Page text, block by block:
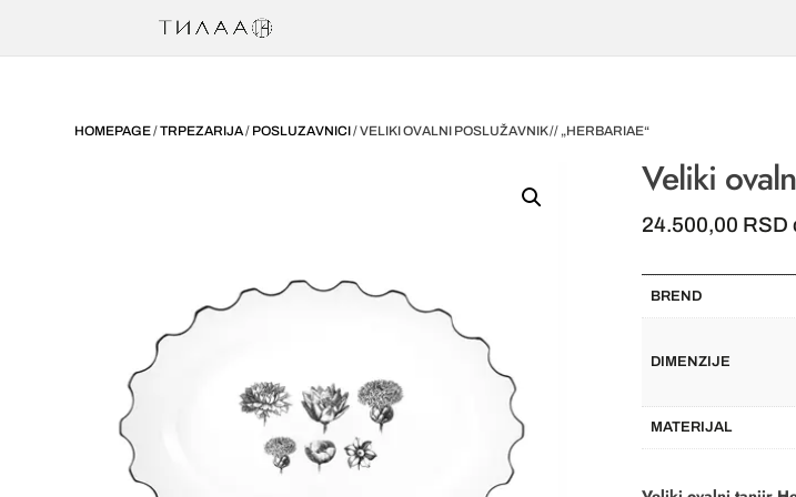
HOMEPAGE/TRPEZARIJA/ POSLUZAVNICI/ VELIKI OVALNI POSLUŽAVNIK // „HERBARIAE“
Veliki
24.500,00 RSD
BREND
DIMENZIJE
MATERIJAL